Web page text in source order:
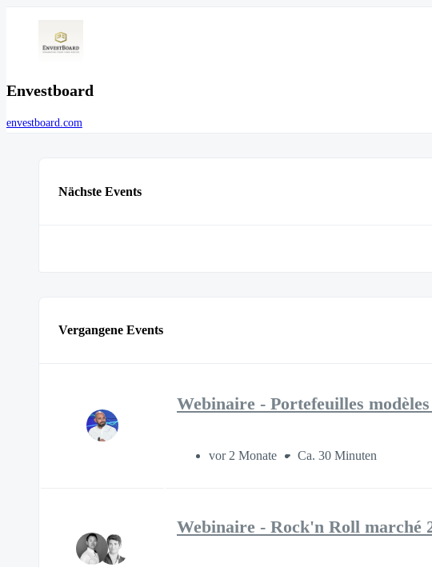
Envestboard
envestboard.com
Nächste Events
Vergangene Events
Webinaire - Portefeuilles
vor 2 Monate Ca. 30 Minuten
Webinaire - Rock'n Roll marché